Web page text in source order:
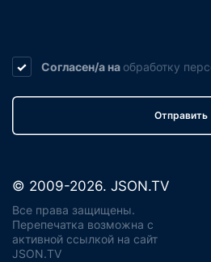
Согласен/а на обработку
Отправить
© 2009-2026. JSON.TV
Все права защищены.
Перепечатка возможна с
активной ссылкой на сайт
JSON.TV